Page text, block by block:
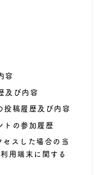
容
及び内容
投稿履歴及び内容
トの参加履歴
セスした場合の当
用端末に関する